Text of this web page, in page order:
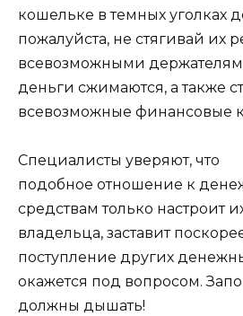
кошельке в темных уголках
пожалуйста, не стягивай их
всевозможными
деньги сжимаются, а также
всевозможные финансовые
Специалисты уверяют, что
подобное отношение к
средствам только настроит
владельца, заставит
поступление других
окажется под вопросом.
должны дышать!